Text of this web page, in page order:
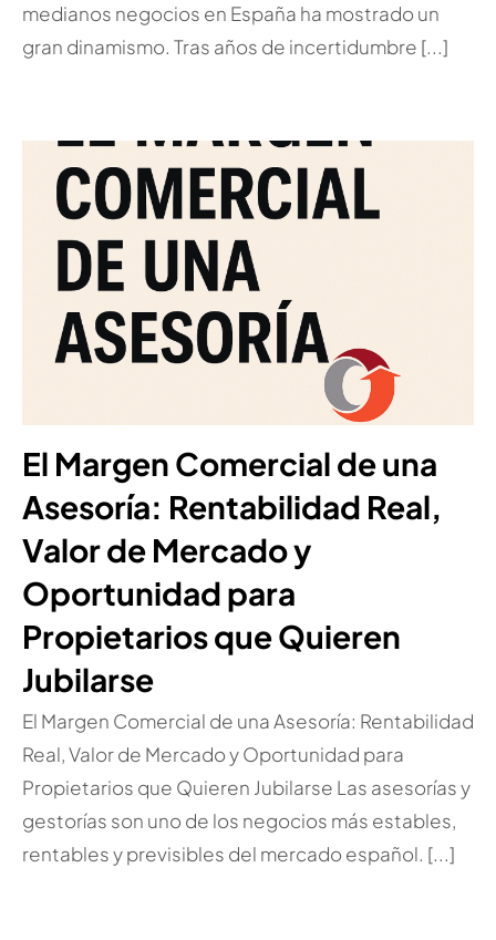
medianos negocios en España ha mostrado un
gran dinamismo. Tras años de incertidumbre [...]
El Margen Comercial de una
Asesoría: Rentabilidad Real,
Valor de Mercado y
Oportunidad para
Propietarios que Quieren
Jubilarse
El Margen Comercial de una Asesoría: Rentabilidad
Real, Valor de Mercado y Oportunidad para
Propietarios que Quieren Jubilarse Las asesorías y
gestorías son uno de los negocios más estables,
rentables y previsibles del mercado español. [...]